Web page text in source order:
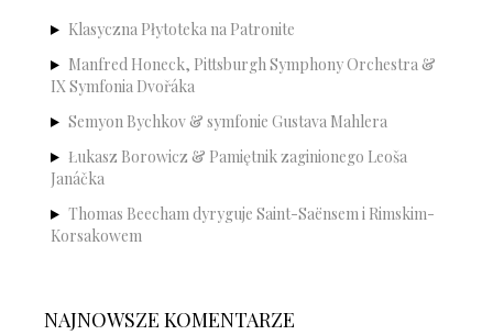
Klasyczna Płytoteka na Patronite
Manfred Honeck, Pittsburgh Symphony Orchestra &
IX Symfonia Dvořáka
Semyon Bychkov & symfonie Gustava Mahlera
Łukasz Borowicz & Pamiętnik zaginionego Leoša
Janáčka
Thomas Beecham dyryguje Saint-Saënsem i Rimskim-
Korsakowem
NAJNOWSZE KOMENTARZE